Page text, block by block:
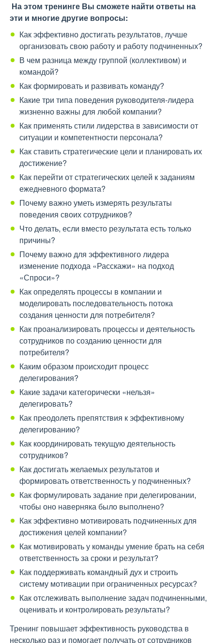
На этом тренинге Вы сможете найти ответы на
эти и многие другие вопросы:
Как эффективно достигать результатов, лучше
организовать свою работу и работу подчиненных?
В чем разница между группой (коллективом) и
командой?
Как формировать и развивать команду?
Какие три типа поведения руководителя-лидера
жизненно важны для любой компании?
Как применять стили лидерства в зависимости от
ситуации и компетентности персонала?
Как ставить стратегические цели и планировать их
достижение?
Как перейти от стратегических целей к заданиям
ежедневного формата?
Почему важно уметь измерять результаты
поведения своих сотрудников?
Что делать, если вместо результата есть только
причины?
Почему важно для эффективного лидера
изменение подхода «Расскажи» на подход
«Спроси»?
Как определять процессы в компании и
моделировать последовательность потока
создания ценности для потребителя?
Как проанализировать процессы и деятельность
сотрудников по созданию ценности для
потребителя?
Каким образом происходит процесс
делегирования?
Какие задачи категорически «нельзя»
делегировать?
Как преодолеть препятствия к эффективному
делегированию?
Как координировать текущую деятельность
сотрудников?
Как достигать желаемых результатов и
формировать ответственность у подчиненных?
Как формулировать задание при делегировании,
чтобы оно наверняка было выполнено?
Как эффективно мотивировать подчиненных для
достижения целей компании?
Как мотивировать у команды умение брать на себя
ответственность за сроки и результат?
Как поддерживать командный дух и строить
систему мотивации при ограниченных ресурсах?
Как отслеживать выполнение задач подчиненными,
оценивать и контролировать результаты?
Тренинг повышает эффективность руководства в
несколько раз и помогает получать от сотрудников